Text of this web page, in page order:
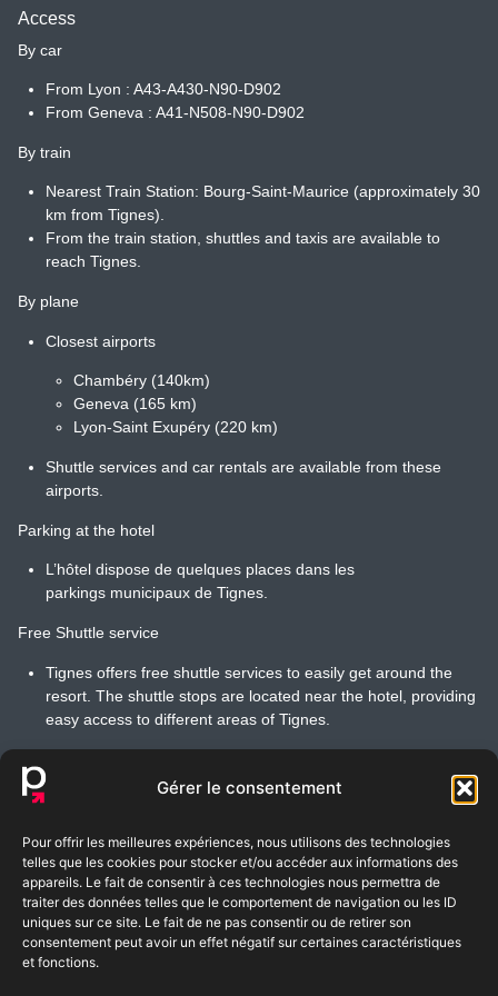
Gérer le consentement
Pour offrir les meilleures expériences, nous utilisons des technologies
telles que les cookies pour stocker et/ou accéder aux informations des
appareils. Le fait de consentir à ces technologies nous permettra de
traiter des données telles que le comportement de navigation ou les ID
uniques sur ce site. Le fait de ne pas consentir ou de retirer son
consentement peut avoir un effet négatif sur certaines caractéristiques
et fonctions.
Access
By car
From Lyon : A43-A430-N90-D902
From Geneva : A41-N508-N90-D902
By train
Nearest Train Station: Bourg-Saint-Maurice (approximately 30
km from Tignes).
From the train station, shuttles and taxis are available to
reach Tignes.
By plane
Closest airports
Chambéry (140km)
Geneva (165 km)
Lyon-Saint Exupéry (220 km)
Shuttle services and car rentals are available from these
airports.
Parking at the hotel
L’hôtel dispose de quelques places dans les
parkings municipaux de Tignes.
Free Shuttle service
Tignes offers free shuttle services to easily get around the
resort. The shuttle stops are located near the hotel, providing
easy access to different areas of Tignes.
BLOGFAQ
BOOKRATES